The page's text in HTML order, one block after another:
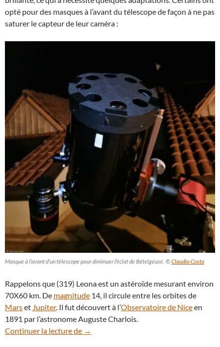
opté pour des masques à l’avant du télescope de façon à ne pas
saturer le capteur de leur caméra :
Masque à l’avant d’un télescope pour diminuer l’éclat de Bételgeuse. ©Claudio Costa
Rappelons que (319) Leona est un astéroïde mesurant environ
70X60 km. De magnitude 14, il circule entre les orbites de
Marset Jupiter. Il fut découvert à l’Observatoire de Niceen
1891 par l’astronome Auguste Charlois.
Continuer la lecture de Bételgeuse : une occultation riche en
→